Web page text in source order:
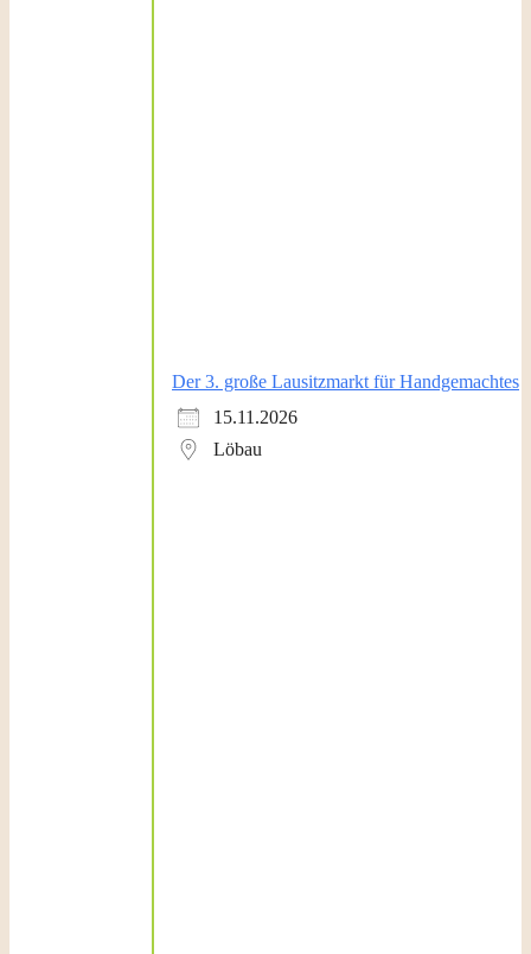
Der 3. große Lausitzmarkt für Handgemachtes
15.11.2026
Löbau